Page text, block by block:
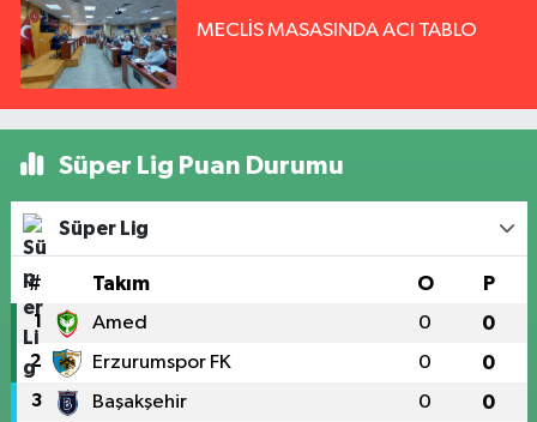
MECLİS MASASINDA ACI TABLO
Süper Lig Puan Durumu
Süper Lig
# Takım O P
1 Amed 0 0
2 Erzurumspor FK 0 0
3 Başakşehir 0 0